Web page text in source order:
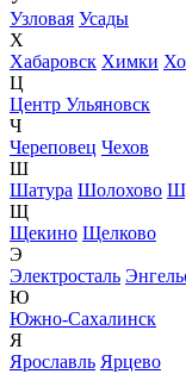
Узловая Усады
Х
Хабаровск Химки
Ц
Центр Ульяновск
Ч
Череповец Чехов
Ш
Шатура Шолохово
Щ
Щекино Щелково
Э
Электросталь
Ю
Южно-Сахалинск
Я
Ярославль Ярцево